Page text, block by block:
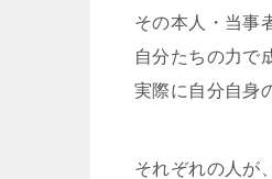
その本人・当事
自分たちの力で
実際に自分自身
それぞれの人が